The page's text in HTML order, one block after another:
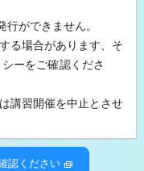
行ができません。
る場合があります、そ
ーをご確認くださ
講習開催を中止とさせ
認ください